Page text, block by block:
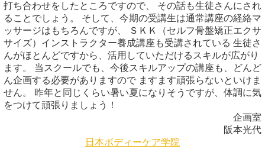
打ち合わせをしたところですので、 その話も生徒さんにされ
ることでしょう。 そして、今期の受講生は通常講座の経絡マ
ッサージはもちろんですが、 ＳＫＫ（セルフ骨盤矯正エクサ
サイズ）インストラクター養成講座も受講されている 生徒さ
んがほとんどですから、活用していただけるスキルが広がり
ます。 当スクールでも、今後スキルアップの講座も、どんど
ん企画する必要がありますので ますます頑張らないといけま
せん。 昨年と同じくらい暑い夏になりそうですが、体調に気
をつけて頑張りましょう！
企画室
阪本光代
日本ボディーケア学院